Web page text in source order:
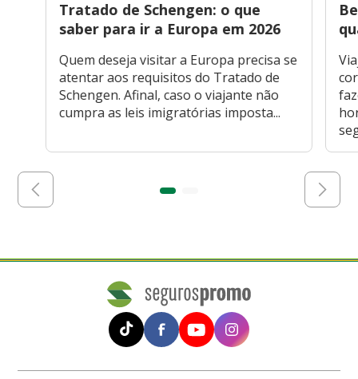
Tratado de Schengen: o que
saber para ir a Europa em 2026
Quem deseja visitar a Europa precisa se
atentar aos requisitos do Tratado de
Schengen. Afinal, caso o viajante não
cumpra as leis imigratórias imposta...